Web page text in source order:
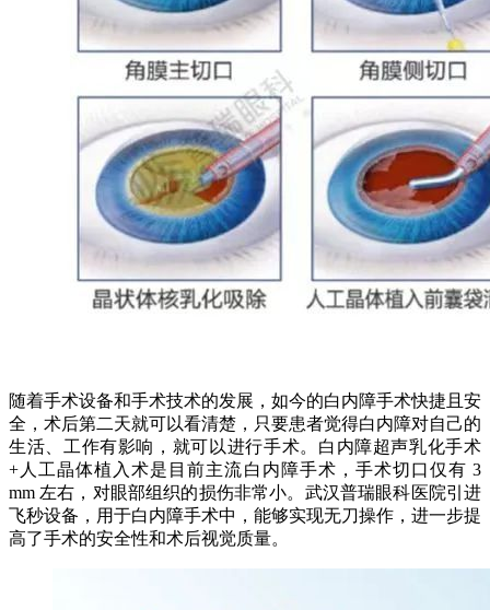
随着手术设备和手术技术的发展，如今的白内障手术快捷且安
全，术后第二天就可以看清楚，只要患者觉得白内障对自己的
生活、工作有影响，就可以进行手术。白内障超声乳化手术
+人工晶体植入术是目前主流白内障手术，手术切口仅有 3
mm 左右，对眼部组织的损伤非常小。武汉普瑞眼科医院引进
飞秒设备，用于白内障手术中，能够实现无刀操作，进一步提
高了手术的安全性和术后视觉质量。